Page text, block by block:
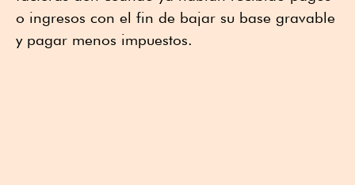
o ingresos con el fin de bajar su base gravable
y pagar menos impuestos.